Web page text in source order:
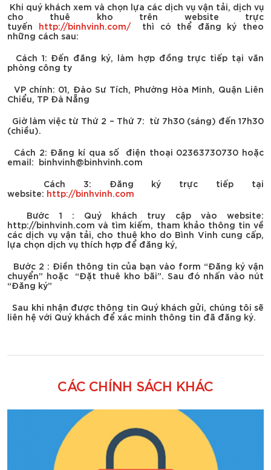
Khi quý khách xem và chọn lựa các dịch vụ vận tải, dịch vụ
cho thuê kho trên website trực
tuyến http://binhvinh.com/thì có thể đăng ký theo
những cách sau:
Cách 1: Đến đăng ký, làm hợp đồng trực tiếp tại văn
phòng công ty
VP chính: 01, Đào Sư Tích, Phường Hòa Minh, Quận Liên
Chiểu, TP Đà Nẵng
Giờ làm việc từ Thứ 2 – Thứ 7: từ 7h30 (sáng) đến 17h30
(chiều).
Cách 2: Đăng kí qua số điện thoại 02363730730 hoặc
email: binhvinh@binhvinh.com
Cách 3: Đăng ký trực tiếp tại
website: http://binhvinh.com
Bước 1 : Quý khách truy cập vào website:
http://binhvinh.com và tìm kiếm, tham khảo thông tin về
các dịch vụ vận tải, cho thuê kho do Bình Vinh cung cấp,
lựa chọn dịch vụ thích hợp để đăng ký,
Bước 2 : Điền thông tin của bạn vào form “Đăng ký vận
chuyển” hoặc “Đặt thuê kho bãi”. Sau đó nhấn vào nút
“Đăng ký”
Sau khi nhận được thông tin Quý khách gửi, chúng tôi sẽ
liên hệ với Quý khách để xác minh thông tin đã đăng ký.
CÁC CHÍNH SÁCH KHÁC